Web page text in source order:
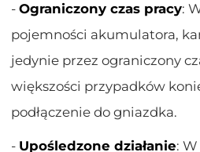
-Ograniczony czas pracy:
pojemności akumulatora,
jedynie przez ograniczony
większości przypadków
podłączenie do gniazdka.
- Upośledzone działanie: